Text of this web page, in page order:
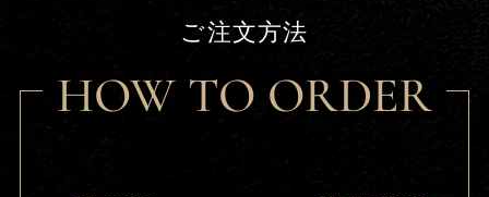
ご注文方法
HOW TO ORDER